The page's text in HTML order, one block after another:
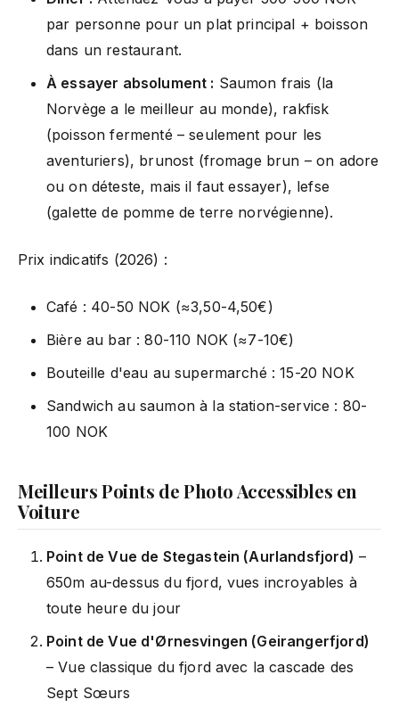
par personne pour un plat principal + boisson
dans un restaurant.
À essayer absolument : Saumon frais (la
Norvège a le meilleur au monde), rakfisk
(poisson fermenté – seulement pour les
aventuriers), brunost (fromage brun – on adore
ou on déteste, mais il faut essayer), lefse
(galette de pomme de terre norvégienne).
Prix indicatifs (2026) :
Café : 40-50 NOK (≈3,50-4,50€)
Bière au bar : 80-110 NOK (≈7-10€)
Bouteille d'eau au supermarché : 15-20 NOK
Sandwich au saumon à la station-service : 80-
100 NOK
Meilleurs Points de Photo Accessibles en
Voiture
Point de Vue de Stegastein (Aurlandsfjord) –
650m au-dessus du fjord, vues incroyables à
toute heure du jour
Point de Vue d'Ørnesvingen (Geirangerfjord)
– Vue classique du fjord avec la cascade des
Sept Sœurs